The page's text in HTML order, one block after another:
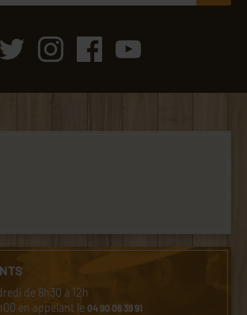
de 8h30 à 12h
en appelant le04 90 06 39 91